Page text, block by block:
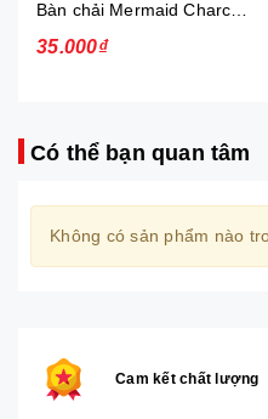
35.000₫
Có thể bạn quan tâm
Không có sản phẩm nào
Cam kết chất lượng